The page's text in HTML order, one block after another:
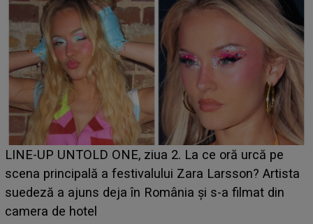
Ce a dezvăluit noua concurentă din "Casa Iubirii" l-a
luat prin surprindere pe Emanuel. CINE ESTE
BĂIATUL VIZAT de Alexandra?! Aflându-se în fața
faptului împlinit, A RECUNOSCUT IMEDIAT: "Am